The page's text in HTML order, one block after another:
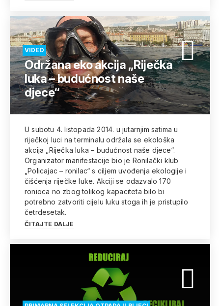
VIDEO
Održana eko akcija „Riječka
luka – budućnost naše
djece“
U subotu 4. listopada 2014. u jutarnjim satima u
riječkoj luci na terminalu održala se ekološka
akcija „Riječka luka – budućnost naše djece“.
Organizator manifestacije bio je Ronilački klub
„Policajac – ronilac“ s ciljem uvođenja ekologije i
čišćenja riječke luke. Akciji se odazvalo 170
ronioca no zbog tolikog kapaciteta bilo bi
potrebno zatvoriti cijelu luku stoga ih je pristupilo
četrdesetak.
ČITAJTE DALJE